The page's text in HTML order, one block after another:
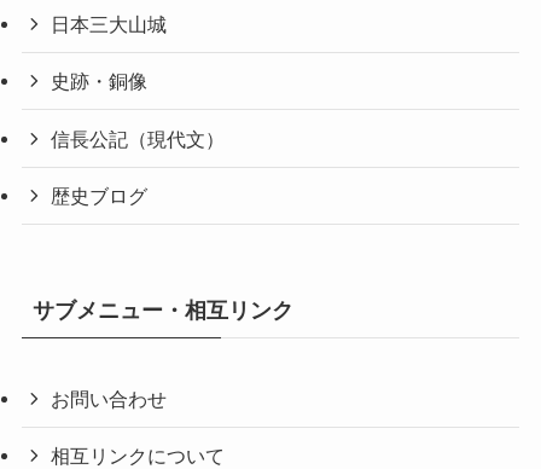
日本三大山城
史跡・銅像
信長公記（現代文）
歴史ブログ
サブメニュー・相互リンク
お問い合わせ
相互リンクについて